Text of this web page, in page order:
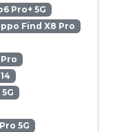
Pro+ 5G
Find X8 Pro
5G